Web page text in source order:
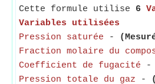
Cette formule utilise 6
Variables utilisées
Pression saturée -
Fraction molaire du
Coefficient de fugacité -
Pression totale du gaz -